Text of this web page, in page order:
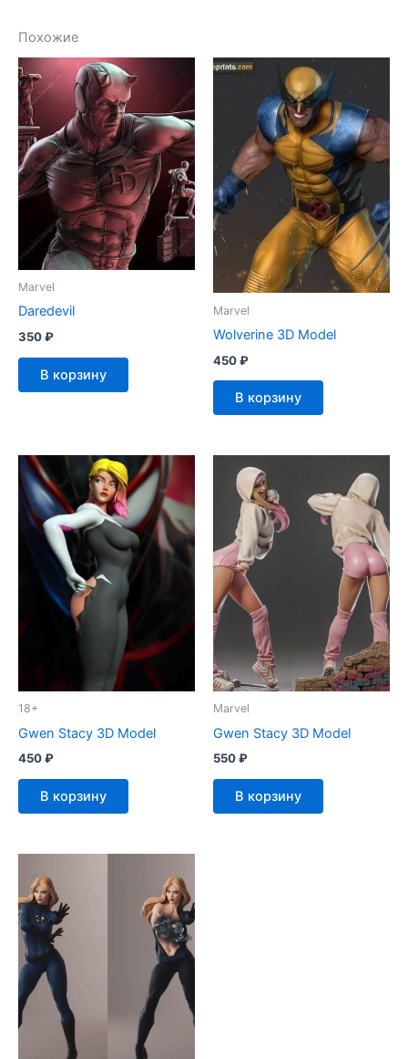
Похожие
Marvel
Daredevil
350₽
В корзину
Marvel
Wolverine 3D Model
450₽
В корзину
18+
Gwen Stacy 3D Model
450₽
В корзину
Marvel
Gwen Stacy 3D Model
550₽
В корзину